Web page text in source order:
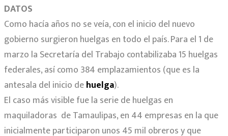
DATOS
Como hacía años no se veía, con el inicio del nuevo
gobierno surgieron huelgas en todo el país. Para el 1 de
marzo la Secretaría del Trabajo contabilizaba 15 huelgas
federales, así como 384 emplazamientos (que es la
antesala del inicio dehuelga).
El caso más visible fue la serie de huelgas en
maquiladoras de Tamaulipas, en 44 empresas en la que
inicialmente participaron unos 45 mil obreros y que